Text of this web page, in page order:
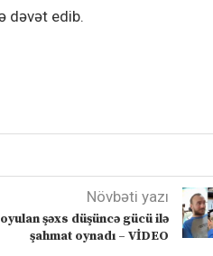
dəvət edib.
Növbəti yazı
şəxs düşüncə gücü ilə
şahmat oynadı – VİDEO